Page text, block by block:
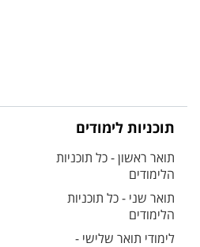
תוכניות לימודים
תואר ראשון - כל תוכניות
הלימודים
תואר שני - כל תוכניות
הלימודים
לימודי תואר שלישי -